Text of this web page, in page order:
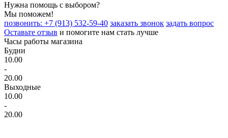
Нужна помощь с выбором?
Мы поможем!
позвонить: +7 (913) 532-59-40 заказать звонок задать вопрос
Оставьте отзыв и помогите нам стать лучше
Часы работы магазина
Будни
10.00
-
20.00
Выходные
10.00
-
20.00